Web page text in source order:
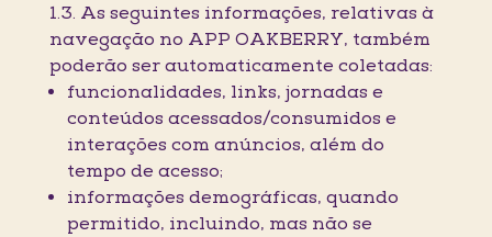
1.3. As seguintes informações, relativas à
navegação no APP OAKBERRY, também
poderão ser automaticamente coletadas:
funcionalidades, links, jornadas e
conteúdos acessados/consumidos e
interações com anúncios, além do
tempo de acesso;
informações demográficas, quando
permitido, incluindo, mas não se